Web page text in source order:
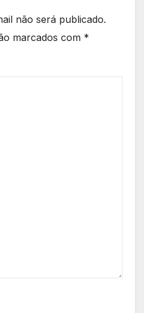
não será publicado.
marcados com *